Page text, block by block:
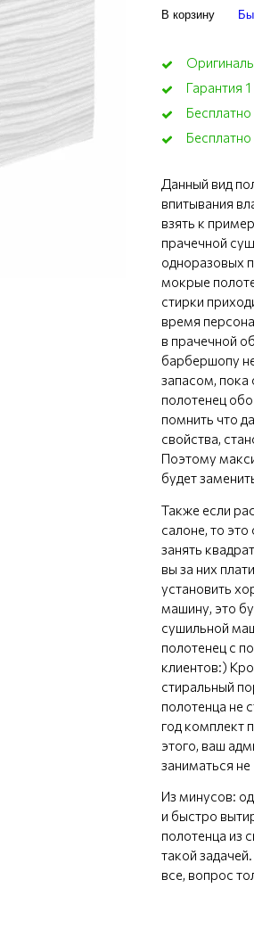
В корзину
Гарантия
Данный вид
впитывания
взять к
прачечной
одноразовых
мокрые
стирки
время
в прачечной
барбершопу
запасом, пока
полотенец
помнить что
свойства,
Поэтому
будет
Также если
салоне, то
занять
вы за них
установить
машину, это
сушильной
полотенец с
клиентов:)
стиральный
полотенца не
год комплект
этого, ваш
заниматься
Из минусов:
и быстро
полотенца из
такой
все, вопрос